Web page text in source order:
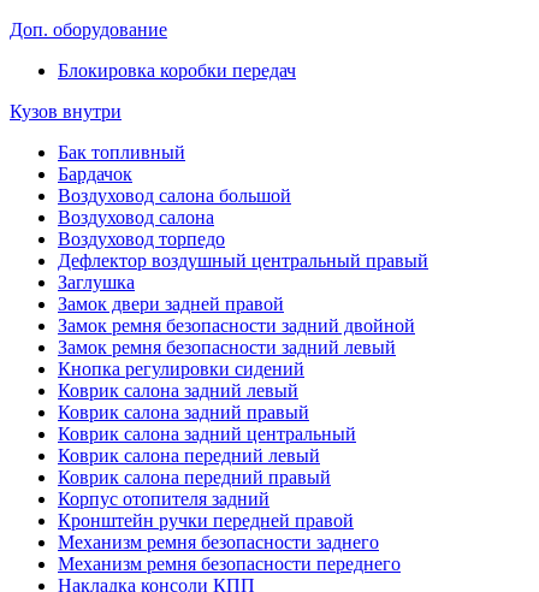
Доп. оборудование
Блокировка коробки передач
Кузов внутри
Бак топливный
Бардачок
Воздуховод салона большой
Воздуховод салона
Воздуховод торпедо
Дефлектор воздушный центральный правый
Заглушка
Замок двери задней правой
Замок ремня безопасности задний двойной
Замок ремня безопасности задний левый
Кнопка регулировки сидений
Коврик салона задний левый
Коврик салона задний правый
Коврик салона задний центральный
Коврик салона передний левый
Коврик салона передний правый
Корпус отопителя задний
Кронштейн ручки передней правой
Механизм ремня безопасности заднего
Механизм ремня безопасности переднего
Накладка консоли КПП